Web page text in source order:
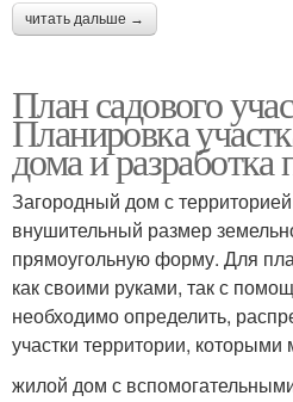
читать дальше →
План садового
Планировка
дома и разработка
Загородный дом с
внушительный размер
прямоугольную форму. Для
как своими руками, так с
необходимо определить,
участки территории, которыми
жилой дом с